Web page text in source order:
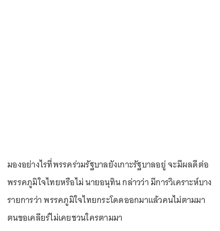
มองอย่างไรที่พรรคร่วมรัฐบาลยังเกาะรัฐบาลอยู่ จะมีผลดีต่อ
พรรคภูมิใจไทยหรือไม่ นายอนุทิน กล่าวว่า มีการวิเคราะห์บาง
รายการว่า พรรคภูมิใจไทยกระโดดออกมาแล้วคนไม่ตามมา
ตนขอเคลียร์ไม่เคยชวนใครตามมา